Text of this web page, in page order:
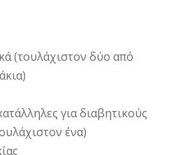
(τουλάχιστον δύο από
για διαβητικούς
ένα)